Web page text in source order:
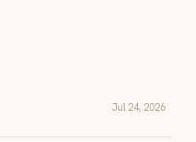
Jul 24, 2026